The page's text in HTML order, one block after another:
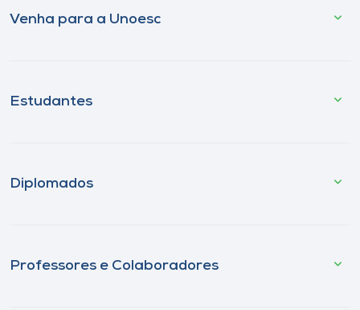
Venha para a Unoesc
Estudantes
Diplomados
Professores e Colaboradores